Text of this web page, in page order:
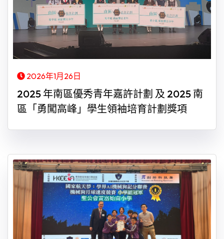
2026年1月26日
2025 年南區優秀青年嘉許計劃 及 2025 南
區「勇闖高峰」學生領袖培育計劃獎項